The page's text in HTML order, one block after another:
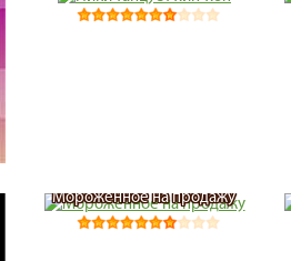
Мороженное на продажу